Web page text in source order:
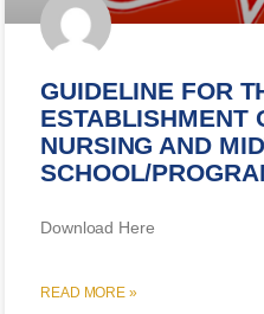
GUIDELINE FOR
ESTABLISHMENT
NURSING AND
SCHOOL/
Download Here
READ MORE »